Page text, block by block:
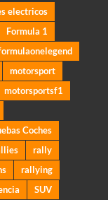
electricos
Formula 1
motorsport
motorsportsf1
Coches
rally
rallying
SUV